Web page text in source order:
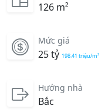
126 m²
Mức giá
25 tỷ 198.41 triệu/m²
Hướng nhà
Bắc